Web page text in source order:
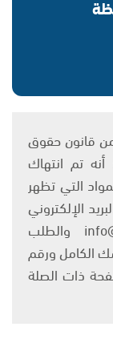
المواد وفقًا للمادة 27 أ من قانون حقوق
تعتقد أنه تم انتهاك
التي تظهر
الإلكتروني
على العنوان التالي: info@ashams.com والطلب
الكامل ورقم
ذات الصلة